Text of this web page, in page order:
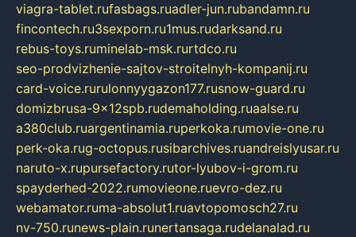
viagra-tablet.rufasbags.ruadler-jun.rubandamn.ru
fincontech.ru3sexporn.ru1mus.rudarksand.ru
rebus-toys.ruminelab-msk.rurtdco.ru
seo-prodvizhenie-sajtov-stroitelnyh-kompanij.ru
card-voice.rurulonnyygazon177.rusnow-guard.ru
domizbrusa-9x12spb.rudemaholding.ruaalse.ru
a380club.ruargentinamia.ruperkoka.rumovie-one.ru
perk-oka.rug-octopus.rusibarchives.ruandreislyusar.ru
naruto-x.rupursefactory.rutor-lyubov-i-grom.ru
spayderhed-2022.rumovieone.ruevro-dez.ru
webamator.ruma-absolut1.ruavtopomosch27.ru
nv-750.runews-plain.runertansaga.rudelanalad.ru